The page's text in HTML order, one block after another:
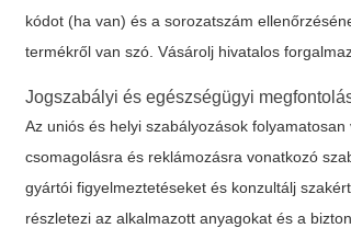
kódot (ha van) és a sorozatszám
termékről van szó. Vásárolj hivatalos
Jogszabályi és egészségügyi
Az uniós és helyi szabályozások
csomagolásra és reklámozásra vonatkozó
gyártói figyelmeztetéseket és konzultálj
részletezi az alkalmazott anyagokat és a